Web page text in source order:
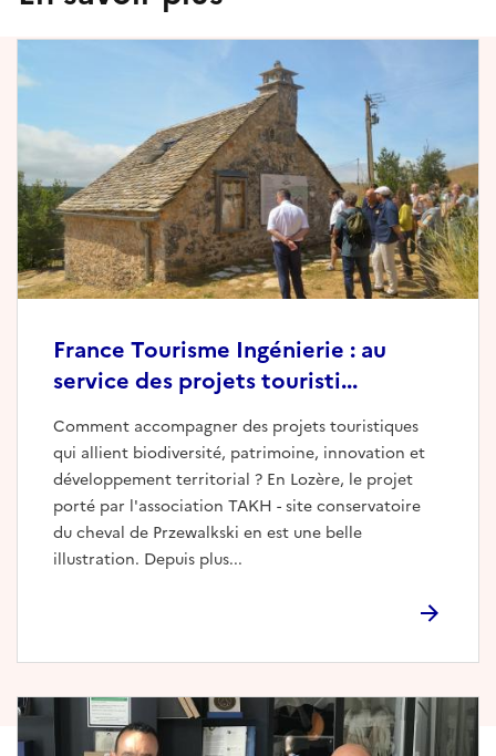
France Tourisme Ingénierie : au
service des projets touristi...
Comment accompagner des projets touristiques
qui allient biodiversité, patrimoine, innovation et
développement territorial ? En Lozère, le projet
porté par l'association TAKH - site conservatoire
du cheval de Przewalkski en est une belle
illustration. Depuis plus...